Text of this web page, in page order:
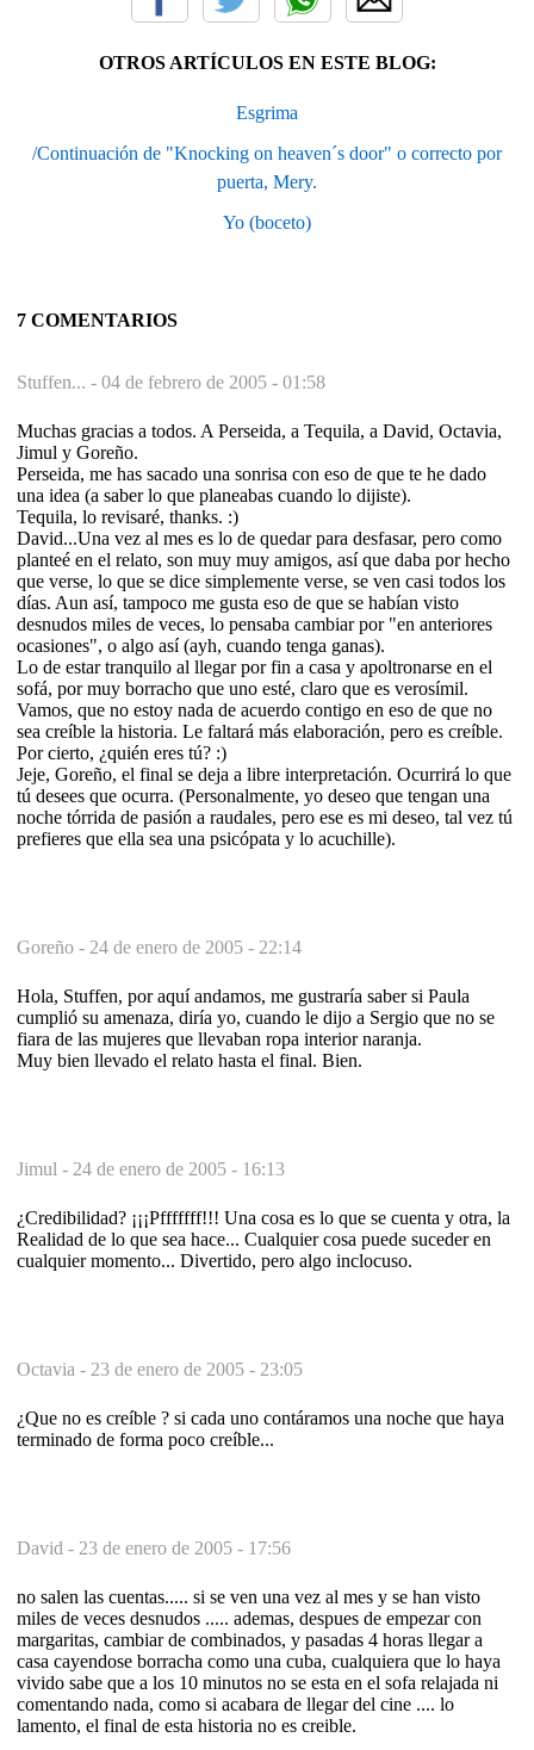
OTROS ARTÍCULOS EN ESTE BLOG:
Esgrima
/Continuación de "Knocking on heaven´s door" o correcto por
puerta, Mery.
Yo (boceto)
7 COMENTARIOS
Stuffen... - 04 de febrero de 2005 - 01:58
Muchas gracias a todos. A Perseida, a Tequila, a David, Octavia,
Jimul y Goreño.
Perseida, me has sacado una sonrisa con eso de que te he dado
una idea (a saber lo que planeabas cuando lo dijiste).
Tequila, lo revisaré, thanks. :)
David...Una vez al mes es lo de quedar para desfasar, pero como
planteé en el relato, son muy muy amigos, así que daba por hecho
que verse, lo que se dice simplemente verse, se ven casi todos los
días. Aun así, tampoco me gusta eso de que se habían visto
desnudos miles de veces, lo pensaba cambiar por "en anteriores
ocasiones", o algo así (ayh, cuando tenga ganas).
Lo de estar tranquilo al llegar por fin a casa y apoltronarse en el
sofá, por muy borracho que uno esté, claro que es verosímil.
Vamos, que no estoy nada de acuerdo contigo en eso de que no
sea creíble la historia. Le faltará más elaboración, pero es creíble.
Por cierto, ¿quién eres tú? :)
Jeje, Goreño, el final se deja a libre interpretación. Ocurrirá lo que
tú desees que ocurra. (Personalmente, yo deseo que tengan una
noche tórrida de pasión a raudales, pero ese es mi deseo, tal vez tú
prefieres que ella sea una psicópata y lo acuchille).
Goreño - 24 de enero de 2005 - 22:14
Hola, Stuffen, por aquí andamos, me gustraría saber si Paula
cumplió su amenaza, diría yo, cuando le dijo a Sergio que no se
fiara de las mujeres que llevaban ropa interior naranja.
Muy bien llevado el relato hasta el final. Bien.
Jimul - 24 de enero de 2005 - 16:13
¿Credibilidad? ¡¡¡Pfffffff!!! Una cosa es lo que se cuenta y otra, la
Realidad de lo que sea hace... Cualquier cosa puede suceder en
cualquier momento... Divertido, pero algo inclocuso.
Octavia - 23 de enero de 2005 - 23:05
¿Que no es creíble ? si cada uno contáramos una noche que haya
terminado de forma poco creíble...
David - 23 de enero de 2005 - 17:56
no salen las cuentas..... si se ven una vez al mes y se han visto
miles de veces desnudos ..... ademas, despues de empezar con
margaritas, cambiar de combinados, y pasadas 4 horas llegar a
casa cayendose borracha como una cuba, cualquiera que lo haya
vivido sabe que a los 10 minutos no se esta en el sofa relajada ni
comentando nada, como si acabara de llegar del cine .... lo
lamento, el final de esta historia no es creible.